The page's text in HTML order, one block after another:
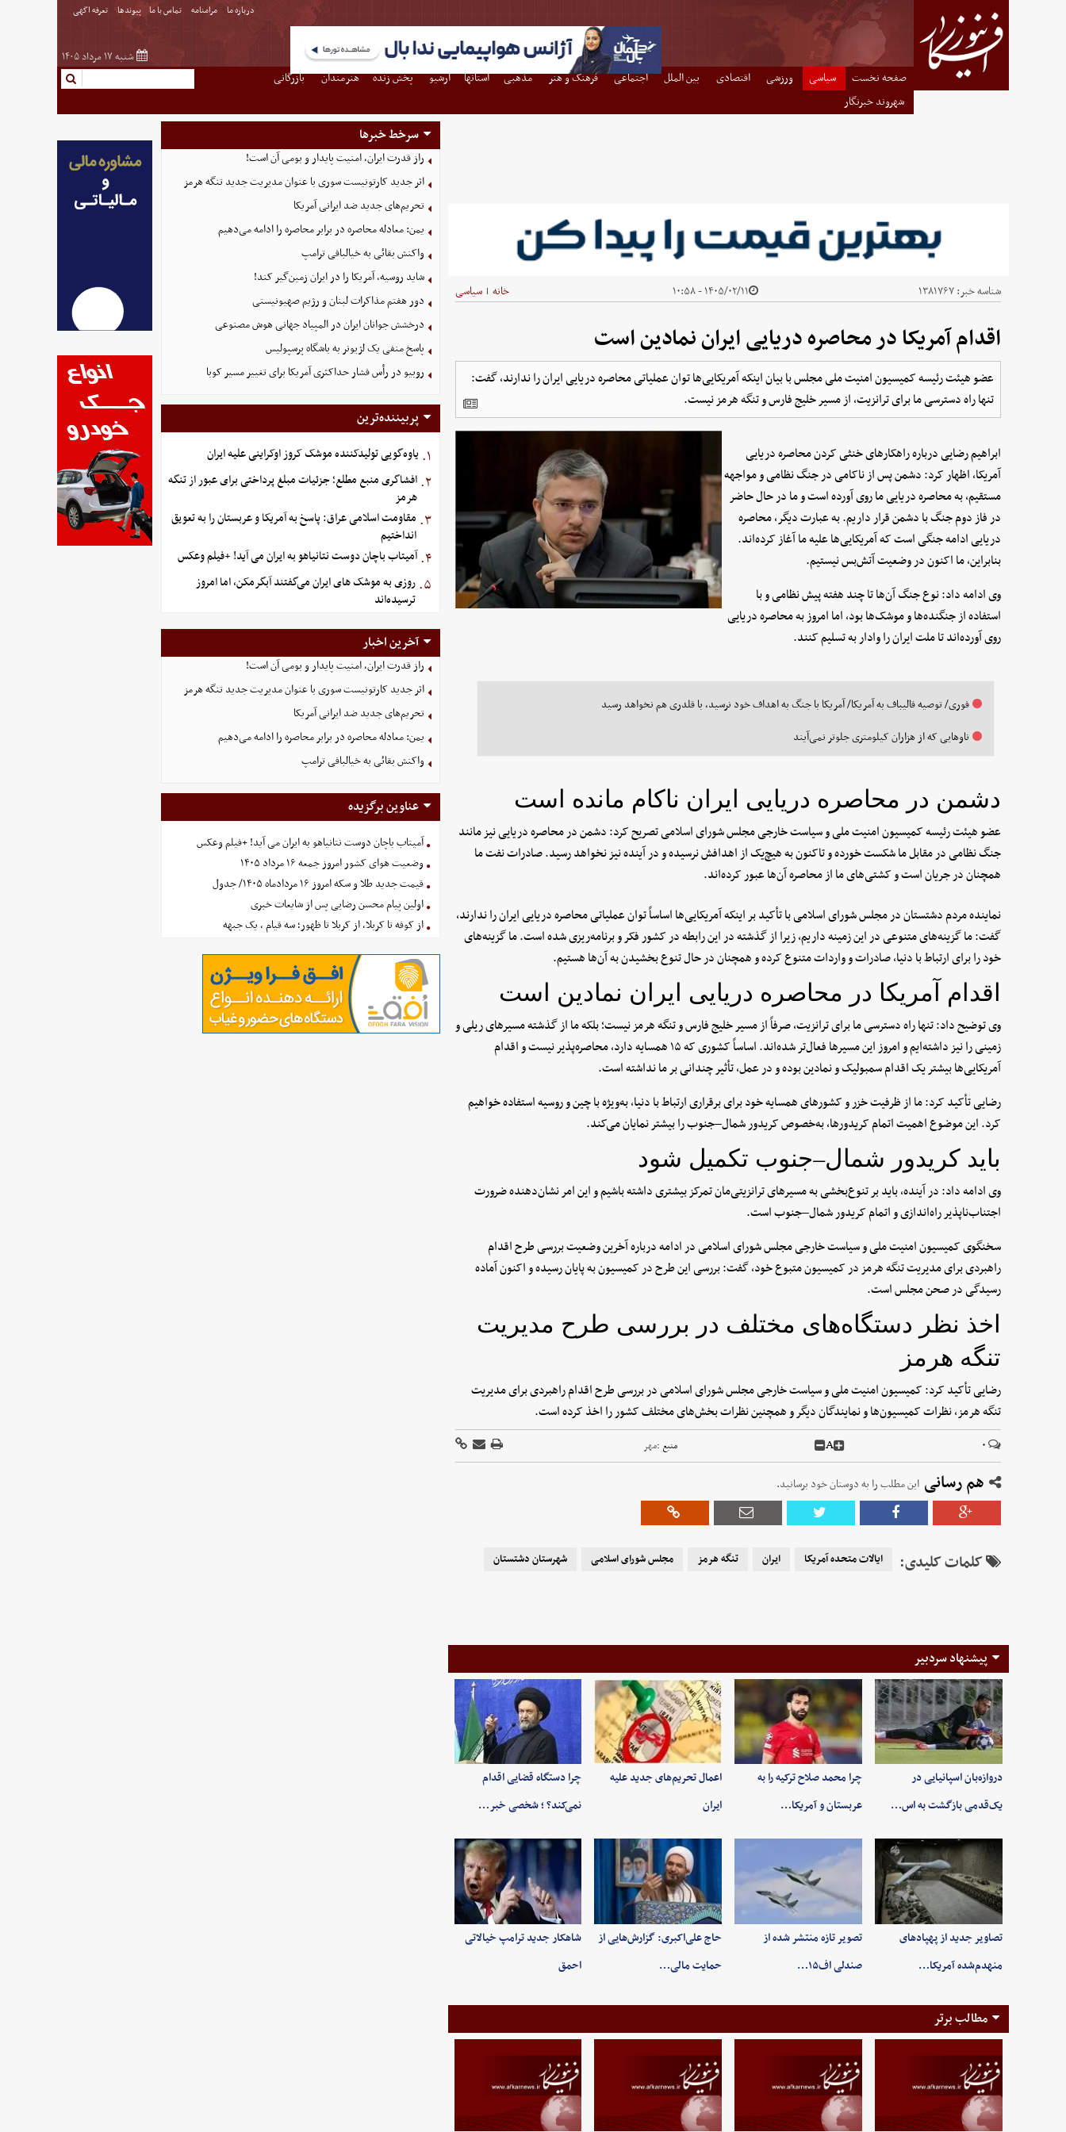
درباره ما مرامنامه تماس با ما پیوندها تعرفه اگهی
شنبه ۱۷ مرداد ۱۴۰۵
صفحه نخست سیاسی ورزشی اقتصادی بین الملل اجتماعی فرهنگ و هنر مذهبی استانها آرشیو پخش زنده هنرمندان
بازرگانی
شهروند خبرنگار
شناسه خبر:۱۳۸۱۷۶۷ ۱۴۰۵/۰۲/۱۱ - ۱۰:۵۸ خانه | سیاسی
اقدام آمریکا در محاصره دریایی ایران نمادین است
عضو هیئت رئیسه کمیسیون امنیت ملی مجلس با بیان اینکه آمریکایی‌ها توان عملیاتی محاصره دریایی ایران را ندارند، گفت:
تنها راه دسترسی ما برای ترانزیت، از مسیر خلیج فارس و تنگه هرمز نیست.
ابراهیم رضایی درباره راهکارهای خنثی کردن محاصره دریایی
آمریکا، اظهار کرد: دشمن پس از ناکامی در جنگ نظامی و مواجهه
مستقیم، به محاصره دریایی ما روی آورده است و ما در حال حاضر
در فاز دوم جنگ با دشمن قرار داریم. به عبارت دیگر، محاصره
دریایی ادامه جنگی است که آمریکایی‌ها علیه ما آغاز کرده‌اند.
بنابراین، ما اکنون در وضعیت آتش‌بس نیستیم.
وی ادامه داد: نوع جنگ آن‌ها تا چند هفته پیش نظامی و با
استفاده از جنگنده‌ها و موشک‌ها بود، اما امروز به محاصره دریایی
روی آورده‌اند تا ملت ایران را وادار به تسلیم کنند.
فوری/ توصیه قالیباف به آمریکا/ آمریکا با جنگ به اهداف خود نرسید، با قلدری هم نخواهد رسید
ناوهایی که از هزاران کیلومتری جلوتر نمی‌آیند
دشمن در محاصره دریایی ایران ناکام مانده است
عضو هیئت رئیسه کمیسیون امنیت ملی و سیاست خارجی مجلس شورای اسلامی تصریح کرد: دشمن در محاصره دریایی نیز مانند
جنگ نظامی در مقابل ما شکست خورده و تاکنون به هیچ‌یک از اهدافش نرسیده‌ و در آینده نیز نخواهد رسید. صادرات نفت ما
همچنان در جریان است و کشتی‌های ما از محاصره آن‌ها عبور کرده‌اند.
نماینده مردم دشتستان در مجلس شورای اسلامی با تأکید بر اینکه آمریکایی‌ها اساساً توان عملیاتی محاصره دریایی ایران را ندارند،
گفت: ما گزینه‌های متنوعی در این زمینه داریم، زیرا از گذشته در این رابطه در کشور فکر و برنامه‌ریزی شده است. ما گزینه‌های
خود را برای ارتباط با دنیا، صادرات و واردات متنوع کرده و همچنان در حال تنوع بخشیدن به آن‌ها هستیم.
اقدام آمریکا در محاصره دریایی ایران نمادین است
وی توضیح داد: تنها راه دسترسی ما برای ترانزیت، صرفاً از مسیر خلیج فارس و تنگه هرمز نیست؛ بلکه ما از گذشته مسیرهای ریلی و
زمینی را نیز داشته‌ایم و امروز این مسیرها فعال‌تر شده‌اند. اساساً کشوری که ۱۵ همسایه دارد، محاصره‌پذیر نیست و اقدام
آمریکایی‌ها بیشتر یک اقدام سمبولیک و نمادین بوده و در عمل، تأثیر چندانی بر ما نداشته است.
رضایی تأکید کرد: ما از ظرفیت خزر و کشورهای همسایه‌ خود برای برقراری ارتباط با دنیا، به‌ویژه با چین و روسیه استفاده خواهیم
کرد. این موضوع اهمیت اتمام کریدورها، به‌خصوص کریدور شمال–جنوب را بیشتر نمایان می‌کند.
باید کریدور شمال–جنوب تکمیل شود
وی ادامه داد: در آینده، باید بر تنوع‌بخشی به مسیرهای ترانزیتی‌مان تمرکز بیشتری داشته باشیم و این امر نشان‌دهنده ضرورت
اجتناب‌ناپذیر راه‌اندازی و اتمام کریدور شمال–جنوب است.
سخنگوی کمیسیون امنیت ملی و سیاست خارجی مجلس شورای اسلامی در ادامه درباره آخرین وضعیت بررسی طرح اقدام
راهبردی برای مدیریت تنگه هرمز در کمیسیون متبوع خود، گفت: بررسی این طرح در کمیسیون به پایان رسیده و اکنون آماده
رسیدگی در صحن مجلس است.
اخذ نظر دستگاه‌های مختلف در بررسی طرح مدیریت
تنگه هرمز
رضایی تأکید کرد: کمیسیون امنیت ملی و سیاست خارجی مجلس شورای اسلامی در بررسی طرح اقدام راهبردی برای مدیریت
تنگه هرمز، نظرات کمیسیون‌ها و نمایندگان دیگر و همچنین نظرات بخش‌های مختلف کشور را اخذ کرده است.
۰ A منبع :مهر
هم رسانی این مطلب را به دوستان خود برسانید.
کلمات کلیدی: ایالات متحده آمریکا ایران تنگه هرمز مجلس شورای اسلامی شهرستان دشتستان
پیشنهاد سردبیر
دروازه‌بان اسپانیایی در
یک‌قدمی بازگشت به اس…
چرا محمد صلاح ترکیه را به
عربستان و آمریکا…
اعمال تحریم‌های جدید علیه
ایران
چرا دستگاه قضایی اقدام
نمی‌کند؟ ؛ شخصی خبر…
تصاویر جدید از پهپادهای
منهدم‌شده آمریکا…
تصویر تازه منتشر شده از
صندلی اف۱۵…
حاج علی‌اکبری: گزارش‌هایی از
حمایت مالی…
شاهکار جدید ترامپ خیالاتی
احمق
مطالب برتر
سرخط خبرها
راز قدرت ایران، امنیت پایدار و بومی آن است!
اثر جدید کارتونیست سوری با عنوان مدیریت جدید تنگه هرمز
تحریم‌های جدید ضد ایرانی آمریکا
یمن: معادله محاصره در برابر محاصره را ادامه می‌دهیم
واکنش بقائی به خیالبافی ترامپ
شاید روسیه، آمریکا را در ایران زمین‌گیر کند!
دور هفتم مذاکرات لبنان و رژیم صهیونیستی
درخشش جوانان ایران در المپیاد جهانی هوش مصنوعی
پاسخ منفی یک لژیونر به باشگاه پرسپولیس
روبیو در رأس فشار حداکثری آمریکا برای تغییر مسیر کوبا
پربیننده‌ترین
۱. یاوه‌گویی تولیدکننده موشک کروز اوکراینی علیه ایران
۲. افشاگری منبع مطلع؛ جزئیات مبلغ پرداختی برای عبور از تنگه
هرمز
۳. مقاومت اسلامی عراق: پاسخ به آمریکا و عربستان را به تعویق
انداختیم
۴. آمیتاب باچان دوست نتانیاهو به ایران می آید! +فیلم وعکس
۵. روزی به موشک‌ های ایران می‌گفتند آبگرمکن، اما امروز
ترسیده‌اند
آخرین اخبار
راز قدرت ایران، امنیت پایدار و بومی آن است!
اثر جدید کارتونیست سوری با عنوان مدیریت جدید تنگه هرمز
تحریم‌های جدید ضد ایرانی آمریکا
یمن: معادله محاصره در برابر محاصره را ادامه می‌دهیم
واکنش بقائی به خیالبافی ترامپ
عناوین برگزیده
آمیتاب باچان دوست نتانیاهو به ایران می آید! +فیلم وعکس
وضعیت هوای کشور امروز جمعه ۱۶ مرداد ۱۴۰۵
قیمت جدید طلا و سکه امروز ۱۶ مردادماه ۱۴۰۵/ جدول
اولین پیام محسن رضایی پس از شایعات خبری
از کوفه تا کربلا، از کربلا تا ظهور؛ سه قیام ، یک جبهه